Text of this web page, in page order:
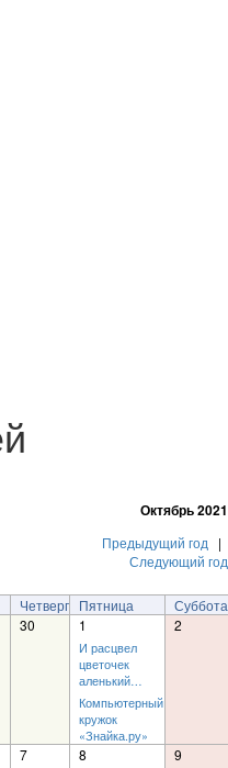
Октябрь 2021
Предыдущий год |
Следующий год
Четверг Пятница
Суббота
30 1
И расцвел
цветочек
аленький…
Компьютерный
кружок
«Знайка.ру»
2
7 8 9